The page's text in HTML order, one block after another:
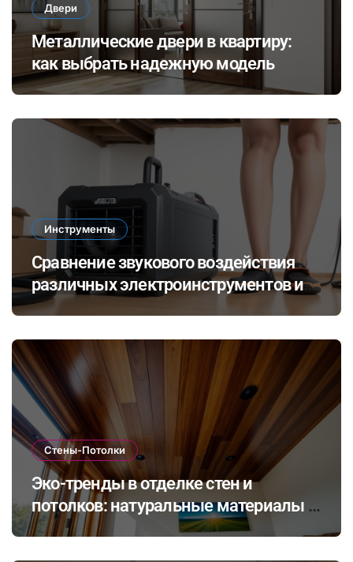
Двери
Металлические двери в квартиру:
как выбрать надежную модель
Инструменты
Сравнение звукового воздействия
различных электроинструментов и
его влияние на здоровье при ремонте
Стены-Потолки
Эко-тренды в отделке стен и
потолков: натуральные материалы и
экологичные покрытия для